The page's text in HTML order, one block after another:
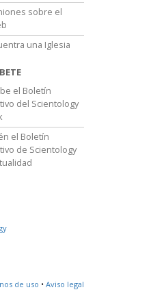
sobre el
una Iglesia
el Boletín
del Scientology
el Boletín
de Scientology
de uso • Aviso legal